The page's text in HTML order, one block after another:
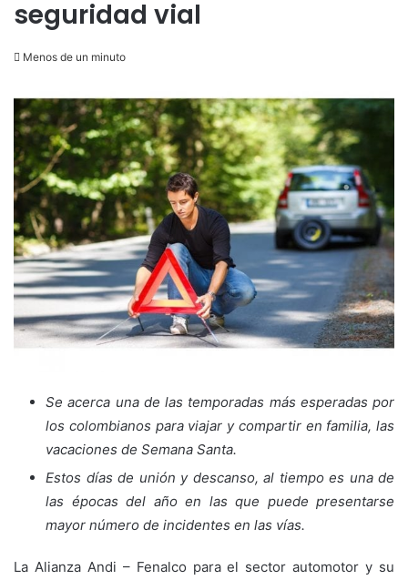
seguridad vial
Menos de un minuto
Se acerca una de las temporadas más esperadas por
los colombianos para viajar y compartir en familia, las
vacaciones de Semana Santa.
Estos días de unión y descanso, al tiempo es una de
las épocas del año en las que puede presentarse
mayor número de incidentes en las vías.
La Alianza Andi – Fenalco para el sector automotor y su